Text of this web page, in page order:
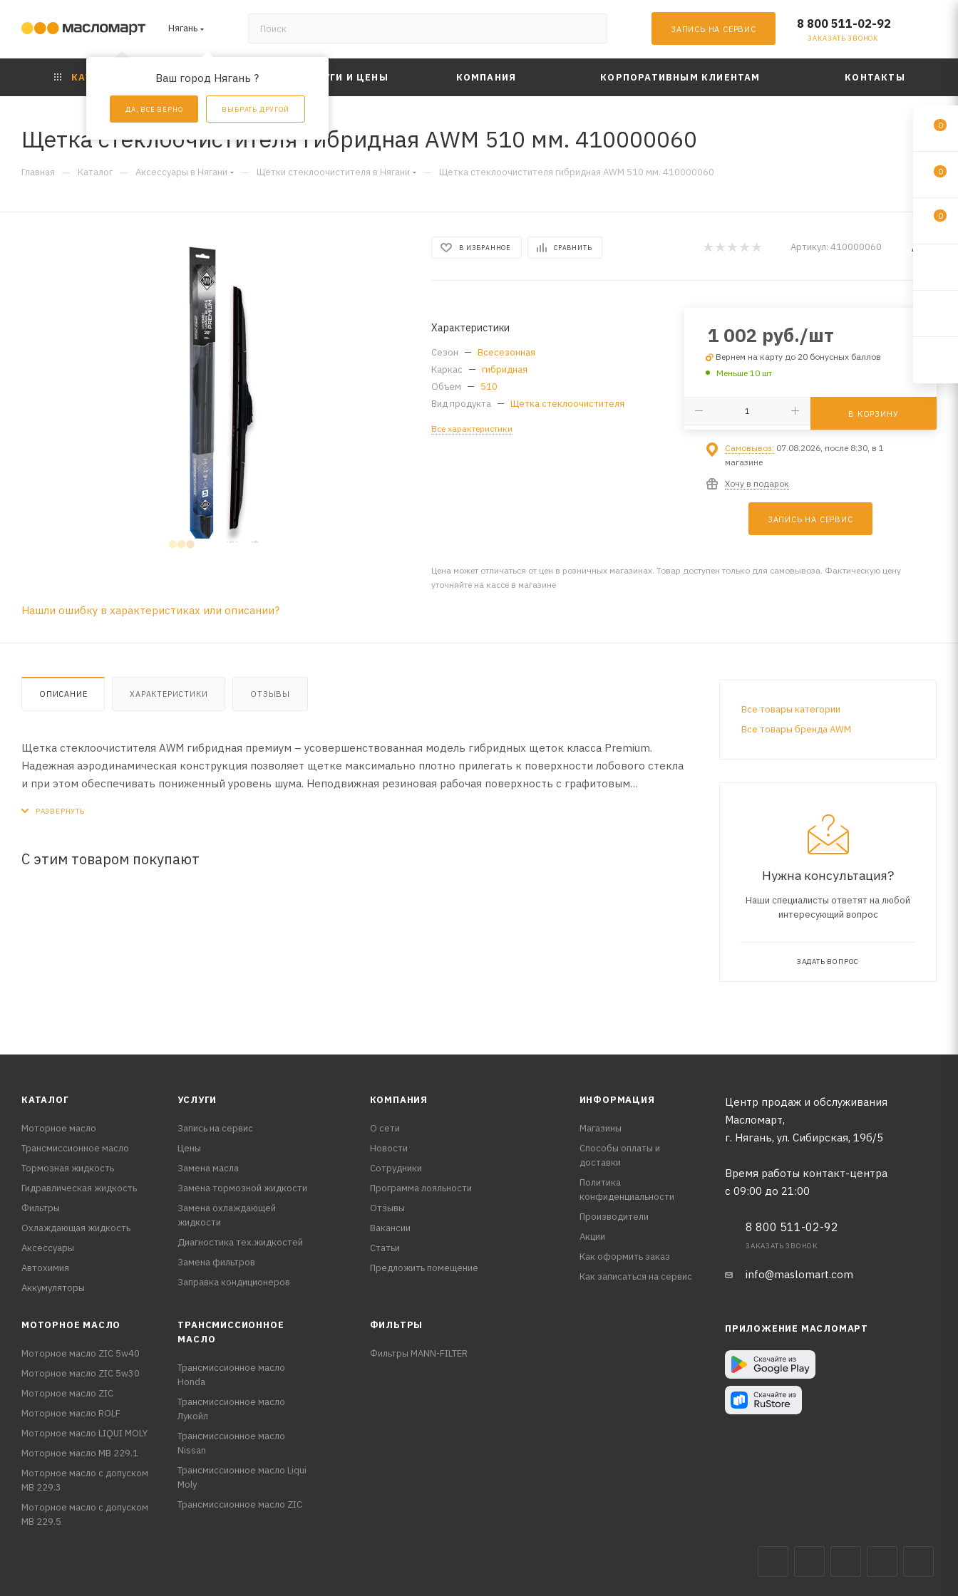
Нягань
Ваш город Нягань ?
ДА, ВСЕ ВЕРНО ВЫБРАТЬ ДРУГОЙ
ЗАПИСЬ НА СЕРВИС 8 800 511-02-92
ЗАКАЗАТЬ ЗВОНОК
КАТАЛОГ АКЦИИ УСЛУГИ И ЦЕНЫ КОМПАНИЯ КОРПОРАТИВНЫМ КЛИЕНТАМ КОНТАКТЫ
Щетка стеклоочистителя гибридная AWM 510 мм. 410000060
Главная — Каталог — Аксессуары в Нягани — Щётки стеклоочистителя в Нягани — Щетка стеклоочистителя гибридная AWM 510 мм. 410000060
В ИЗБРАННОЕ СРАВНИТЬ Артикул: 410000060 AWM
Характеристики
Сезон — Всесезонная
Каркас — гибридная
Объем — 510
Вид продукта — Щетка стеклоочистителя
Все характеристики
1 002 руб./шт
Вернем на карту до 20 бонусных баллов
Меньше 10 шт
В КОРЗИНУ
Самовывоз: 07.08.2026, после 8:30, в 1
магазине
Хочу в подарок
ЗАПИСЬ НА СЕРВИС
Цена может отличаться от цен в розничных магазинах. Товар доступен только для самовывоза. Фактическую цену
уточняйте на кассе в магазине
Нашли ошибку в характеристиках или описании?
ОПИСАНИЕ ХАРАКТЕРИСТИКИ ОТЗЫВЫ
Щетка стеклоочистителя AWM гибридная премиум – усовершенствованная модель гибридных щеток класса Premium.
Надежная аэродинамическая конструкция позволяет щетке максимально плотно прилегать к поверхности лобового стекла
и при этом обеспечивать пониженный уровень шума. Неподвижная резиновая рабочая поверхность с графитовым
С этим товаром покупают
Все товары категории
Все товары бренда AWM
Нужна консультация?
Наши специалисты ответят на любой
интересующий вопрос
ЗАДАТЬ ВОПРОС
КАТАЛОГ
Моторное масло
Трансмиссионное масло
Тормозная жидкость
Гидравлическая жидкость
Фильтры
Охлаждающая жидкость
Аксессуары
Автохимия
Аккумуляторы
УСЛУГИ
Запись на сервис
Цены
Замена масла
Замена тормозной жидкости
Замена охлаждающей
жидкости
Диагностика тех.жидкостей
Замена фильтров
Заправка кондиционеров
КОМПАНИЯ
О сети
Новости
Сотрудники
Программа лояльности
Отзывы
Вакансии
Статьи
Предложить помещение
ИНФОРМАЦИЯ
Магазины
Способы оплаты и
доставки
Политика
конфиденциальности
Производители
Акции
Как оформить заказ
Как записаться на сервис
Центр продаж и обслуживания
Масломарт,
г. Нягань, ул. Сибирская, 19б/5
Время работы контакт-центра
с 09:00 до 21:00
8 800 511-02-92
ЗАКАЗАТЬ ЗВОНОК
info@maslomart.com
МОТОРНОЕ МАСЛО
Моторное масло ZIC 5w40
Моторное масло ZIC 5w30
Моторное масло ZIC
Моторное масло ROLF
Моторное масло LIQUI MOLY
Моторное масло MB 229.1
Моторное масло с допуском
MB 229.3
Моторное масло с допуском
MB 229.5
ТРАНСМИССИОННОЕ
МАСЛО
Трансмиссионное масло
Honda
Трансмиссионное масло
Лукойл
Трансмиссионное масло
Nissan
Трансмиссионное масло Liqui
Moly
Трансмиссионное масло ZIC
ФИЛЬТРЫ
Фильтры MANN-FILTER
ПРИЛОЖЕНИЕ МАСЛОМАРТ
0
0
0